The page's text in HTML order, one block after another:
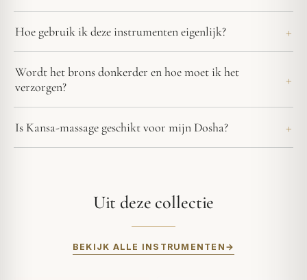
Hoe gebruik ik deze instrumenten eigenlijk?
Wordt het brons donkerder en hoe moet ik het
verzorgen?
Is Kansa-massage geschikt voor mijn Dosha?
Uit deze collectie
BEKIJK ALLE INSTRUMENTEN